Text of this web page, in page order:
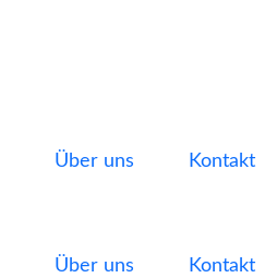
Über uns Kontakt
Über uns Kontakt